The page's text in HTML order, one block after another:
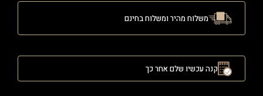
משלוח מהיר ומשלוח בחינם
קנה עכשיו שלם אחר כך